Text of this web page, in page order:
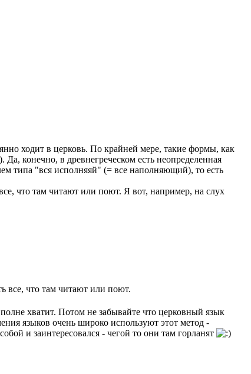
ходит в церковь. По крайней мере, такие формы, как
конечно, в древнегреческом есть неопределенная
типа "вся исполняяй" (= все наполняющий), то есть
что там читают или поют. Я вот, например, на слух
все, что там читают или поют.
хватит. Потом не забывайте что церковный язык
языков очень широко используют этот метод -
и заинтересовался - чегой то они там горланят